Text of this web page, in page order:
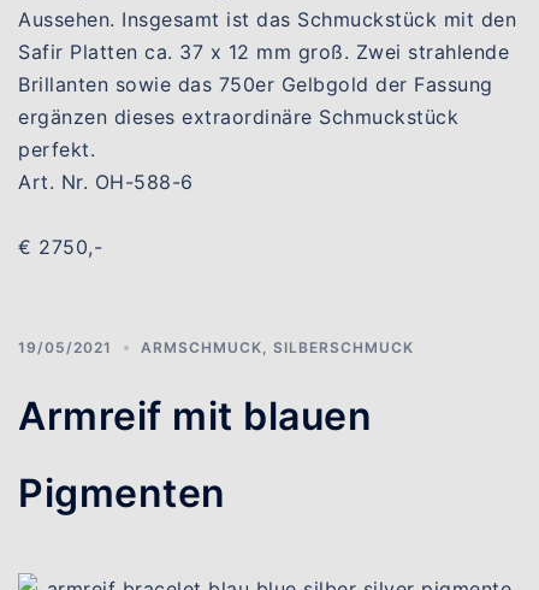
Aussehen. Insgesamt ist das Schmuckstück mit den
Safir Platten ca. 37 x 12 mm groß. Zwei strahlende
Brillanten sowie das 750er Gelbgold der Fassung
ergänzen dieses extraordinäre Schmuckstück
perfekt.
Art. Nr. OH-588-6
€ 2750,-
19/05/2021 ARMSCHMUCK SILBERSCHMUCK
Armreif mit blauen
Pigmenten